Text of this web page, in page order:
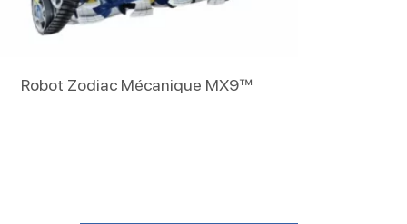
Robot Zodiac Mécanique MX9™